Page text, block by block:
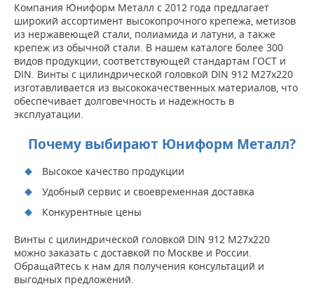
Компания Юниформ Металл с 2012 года предлагает
широкий ассортимент высокопрочного крепежа, метизов
из нержавеющей стали, полиамида и латуни, а также
крепеж из обычной стали. В нашем каталоге более 300
видов продукции, соответствующей стандартам ГОСТ и
DIN. Винты с цилиндрической головкой DIN 912 M27x220
изготавливается из высококачественных материалов, что
обеспечивает долговечность и надежность в
эксплуатации.
Почему выбирают Юниформ Металл?
Высокое качество продукции
Удобный сервис и своевременная доставка
Конкурентные цены
Винты с цилиндрической головкой DIN 912 M27x220
можно заказать с доставкой по Москве и России.
Обращайтесь к нам для получения консультаций и
выгодных предложений.